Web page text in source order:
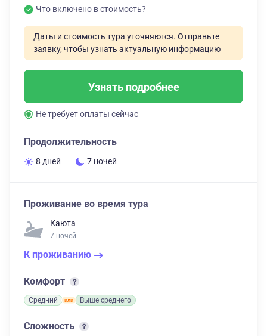
Что включено в стоимость?
Даты и стоимость тура уточняются. Отправьте
заявку, чтобы узнать актуальную информацию
Узнать подробнее
Не требует оплаты сейчас
Продолжительность
8 дней 7 ночей
Проживание во время тура
Каюта
7 ночей
К проживанию
Комфорт
Средний Выше среднего
Сложность